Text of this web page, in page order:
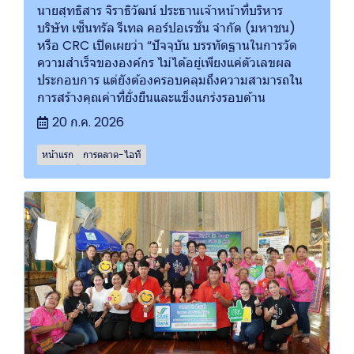
นายสุทธิสาร จิราธิวัฒน์ ประธานเจ้าหน้าที่บริหาร
บริษัท เซ็นทรัล รีเทล คอร์ปอเรชั่น จำกัด (มหาชน)
หรือ CRC เปิดเผยว่า “ปัจจุบัน บรรทัดฐานในการวัด
ความสำเร็จขององค์กร ไม่ได้อยู่เพียงแค่ตัวเลขผล
ประกอบการ แต่ยังต้องครอบคลุมถึงความสามารถใน
การสร้างคุณค่าที่ยั่งยืนและแข็งแกร่งรอบด้าน
20 ก.ค. 2026
หน้าแรก การตลาด-ไอที